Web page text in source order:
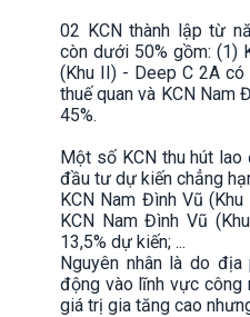
02 KCN thành lập từ
còn dưới 50% gồm: (1)
(Khu II) - Deep C 2A
thuế quan và KCN Nam
45%.
Một số KCN thu hút
đầu tư dự kiến chẳng
KCN Nam Đình Vũ
KCN Nam Đình Vũ
13,5% dự kiến; ...
Nguyên nhân là do
động vào lĩnh vực công
giá trị gia tăng cao